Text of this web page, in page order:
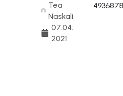
Tea
Naskali
07.04.
2021